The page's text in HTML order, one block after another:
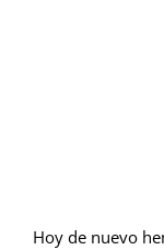
Hoy de nuevo